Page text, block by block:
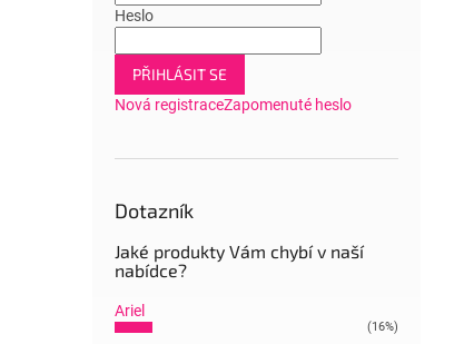
Heslo
PŘIHLÁSIT SE
Nová registraceZapomenuté heslo
Dotazník
Jaké produkty Vám chybí v naší
nabídce?
Ariel
(16%)